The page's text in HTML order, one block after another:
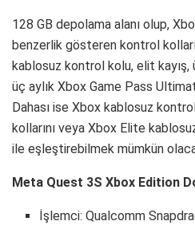
128 GB depolama alanı olup,
benzerlik gösteren kontrol
kablosuz kontrol kolu, elit
üç aylık Xbox Game Pass
Dahası ise Xbox kablosuz
kollarını veya Xbox Elite
ile eşleştirebilmek mümkün
Meta Quest 3S Xbox Edition
İşlemci: Qualcomm